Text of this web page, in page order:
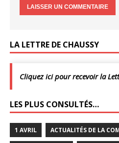
LA LETTRE DE CHAUSSY
Cliquez ici pour recevoir la
LES PLUS CONSULTÉS…
1 AVRIL ACTUALITÉS DE LA